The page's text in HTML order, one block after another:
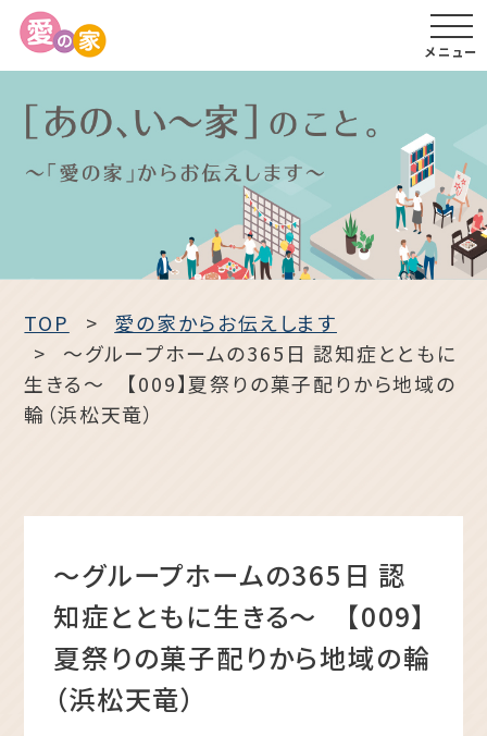
メニュー
TOP
愛の家からお伝えします
〜グループホームの365日 認知症とともに
生きる〜 【009】夏祭りの菓子配りから地域の
輪（浜松天竜）
〜グループホームの365日 認
知症とともに生きる〜 【009】
夏祭りの菓子配りから地域の輪
（浜松天竜）